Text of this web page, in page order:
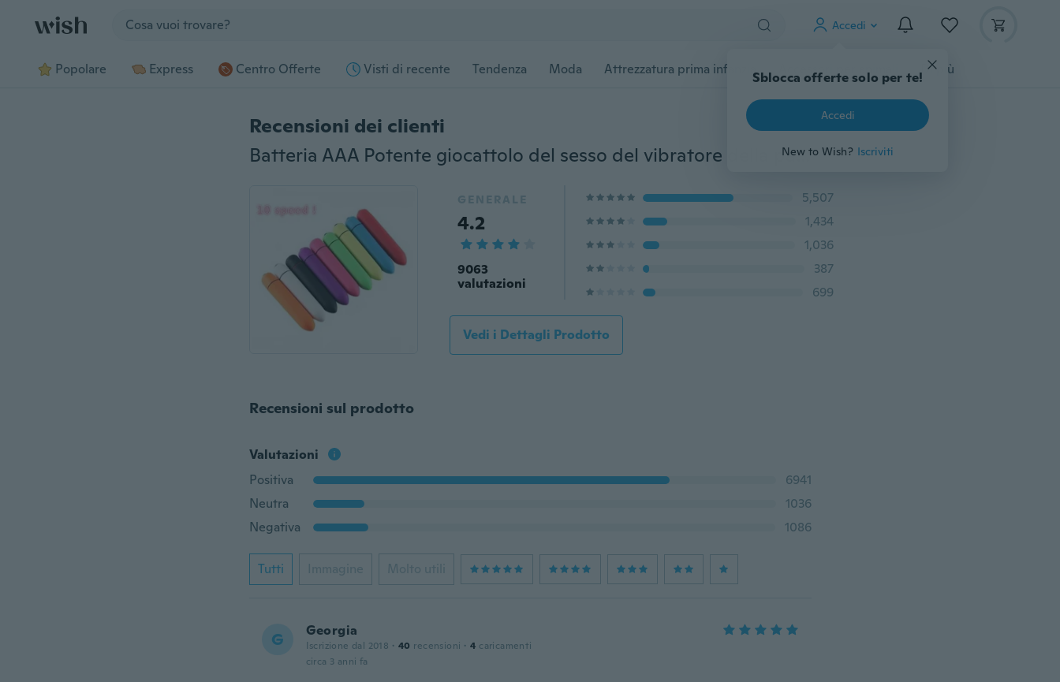
Accedi
Sblocca offerte solo per te!
Accedi
New to Wish? Iscriviti
Popolare Express Centro Offerte Visti di recente Tendenza Moda Attrezzatura prima infanzia Accessori per animali Di più
Recensioni dei clienti
Batteria AAA Potente giocattolo del sesso del vibratore della pallottola a 10 velocità per le donne
GENERALE
4.2
9063
valutazioni
5,507
1,434
1,036
387
699
Vedi i Dettagli Prodotto
Recensioni sul prodotto
Valutazioni
Positiva
6941
Neutra
1036
Negativa
1086
Tutti Immagine Molto utili
G Georgia
Iscrizione dal 2018 · 40 recensioni · 4 caricamenti
circa 3 anni fa